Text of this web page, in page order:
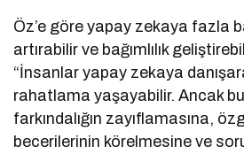
Öz’e göre yapay zekaya fazla
artırabilir ve bağımlılık
“İnsanlar yapay zekaya
rahatlama yaşayabilir. Ancak
farkındalığın zayıflamasına,
becerilerinin körelmesine ve